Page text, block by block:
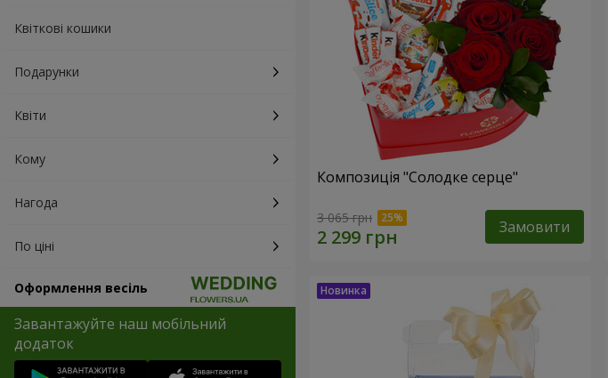
Квіткові кошики
Подарунки
Квіти
Кому
Нагода
По ціні
Оформлення весіль
Завантажуйте наш мобільний
додаток
Композиція "Солодке серце"
3 065 грн Замовити